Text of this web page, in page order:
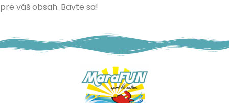
pre váš obsah. Bavte sa!